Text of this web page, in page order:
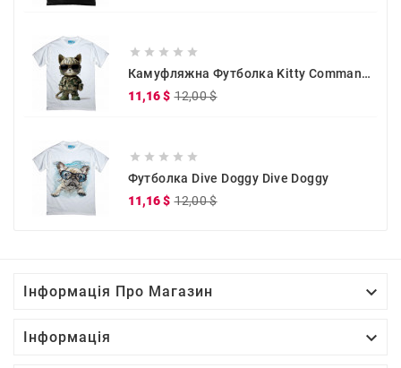
    
Камуфляжна Футболка Kitty Commander
11,16 $ 12,00 $
    
Футболка Dive Doggy Dive Doggy
11,16 $ 12,00 $
Інформація Про Магазин 
Інформація 